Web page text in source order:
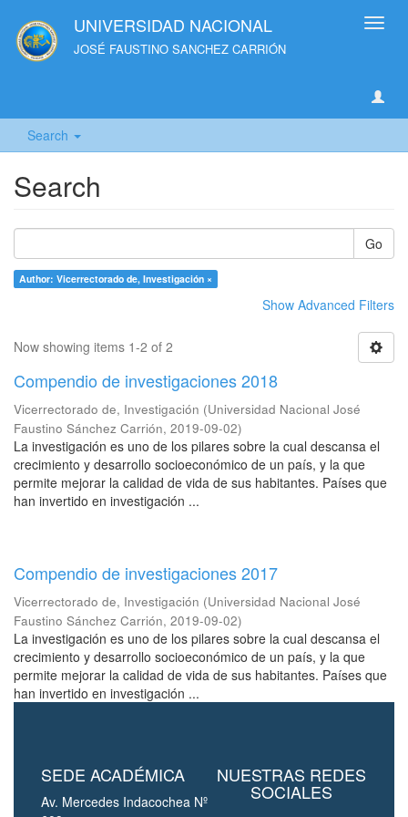
UNIVERSIDAD NACIONAL
JOSÉ FAUSTINO SANCHEZ CARRIÓN
Search
Search
Go
Author: Vicerrectorado de, Investigación ×
Show Advanced Filters
Now showing items 1-2 of 2
Compendio de investigaciones 2018
Vicerrectorado de, Investigación (Universidad Nacional José
Faustino Sánchez Carrión, 2019-09-02)
La investigación es uno de los pilares sobre la cual descansa el
crecimiento y desarrollo socioeconómico de un país, y la que
permite mejorar la calidad de vida de sus habitantes. Países que
han invertido en investigación ...
Compendio de investigaciones 2017
Vicerrectorado de, Investigación (Universidad Nacional José
Faustino Sánchez Carrión, 2019-09-02)
La investigación es uno de los pilares sobre la cual descansa el
crecimiento y desarrollo socioeconómico de un país, y la que
permite mejorar la calidad de vida de sus habitantes. Países que
han invertido en investigación ...
SEDE ACADÉMICA
Av. Mercedes Indacochea Nº
NUESTRAS REDES
SOCIALES